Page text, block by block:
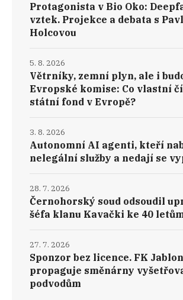
Protagonista v Bio Oko:
vztek. Projekce a debata s
Holcovou
Větrníky, zemní plyn, ale i
Evropské komise: Co vlastní
státní fond v Evropě?
5. 8. 2026
Autonomní AI agenti, kteří
nelegální služby a nedají se
3. 8. 2026
Černohorský soud odsoudil
šéfa klanu Kavački ke 40
28. 7. 2026
Sponzor bez licence. FK
propaguje směnárny
podvodům
27. 7. 2026